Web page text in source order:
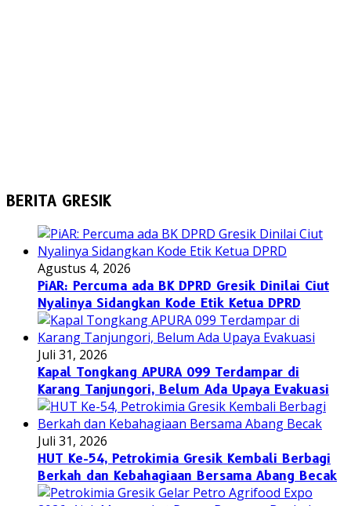
BERITA GRESIK
Agustus 4, 2026
PiAR: Percuma ada BK DPRD Gresik Dinilai Ciut
Nyalinya Sidangkan Kode Etik Ketua DPRD
Juli 31, 2026
Kapal Tongkang APURA 099 Terdampar di
Karang Tanjungori, Belum Ada Upaya Evakuasi
Juli 31, 2026
HUT Ke-54, Petrokimia Gresik Kembali Berbagi
Berkah dan Kebahagiaan Bersama Abang Becak